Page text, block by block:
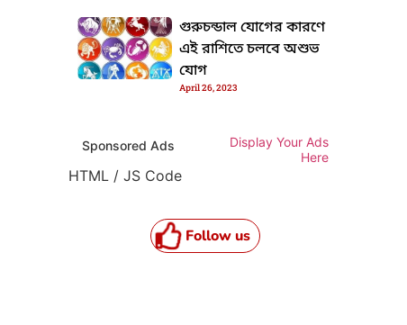
গুরুচন্ডাল যোগের কারণে
এই রাশিতে চলবে অশুভ
যোগ
April 26, 2023
Sponsored Ads
Display Your Ads
Here
HTML / JS Code
Follow us